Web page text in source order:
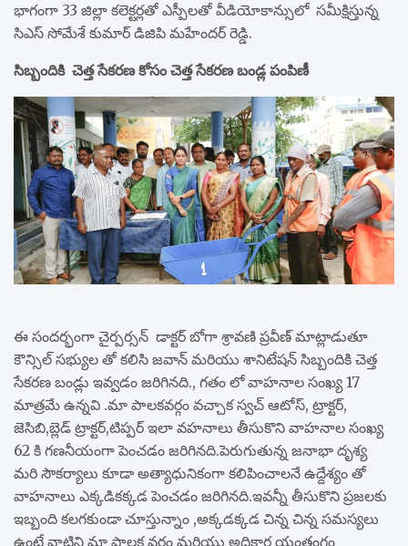
భాగంగా 33 జిల్లా కలెక్టర్లతో ఎస్పీలతో వీడియోకాన్సులో సమీక్షిస్తున్న
సిఎస్ సోమేశే కుమార్ డిజిపి మహేందర్ రెడ్డి.
సిబ్బందికి చెత్త సేకరణ కోసం చెత్త సేకరణ బండ్ల పంపిణీ
ఈ సందర్భంగా చైర్పర్సన్ డాక్టర్ బోగా శ్రావణి ప్రవీణ్ మాట్లాడుతూ
కౌన్సిల్ సభ్యుల తో కలిసి జవాన్ మరియు శానిటేషన్ సిబ్బందికి చెత్త
సేకరణ బండ్లు ఇవ్వడం జరిగినది., గతం లో వాహనాల సంఖ్య 17
మాత్రమే ఉన్నవి .మా పాలకవర్గం వచ్చాక స్వచ్ ఆటోస్, ట్రాక్టర్,
జెసిబి,బ్లెడ్ ట్రాక్టర్,టిప్పర్ ఇలా వహనాలు తీసుకొని వాహనాల సంఖ్య
62 కి గణనీయంగా పెంచడం జరిగినది.పెరుగుతున్న జనాభా దృశ్య
మరి సౌకర్యాలు కూడా అత్యాధునికంగా కలిపించాలనే ఉద్దేశ్యం తో
వాహనాలు ఎక్కడికక్కడ పెంచడం జరిగినది.ఇవన్నీ తీసుకొని ప్రజలకు
ఇబ్బంది కలగకుండా చూస్తున్నాం ,అక్కడక్కడ చిన్న చిన్న సమస్యలు
ఉంటే వాటిని మా పాలక వర్గం మరియు అధికార యంత్రంగం